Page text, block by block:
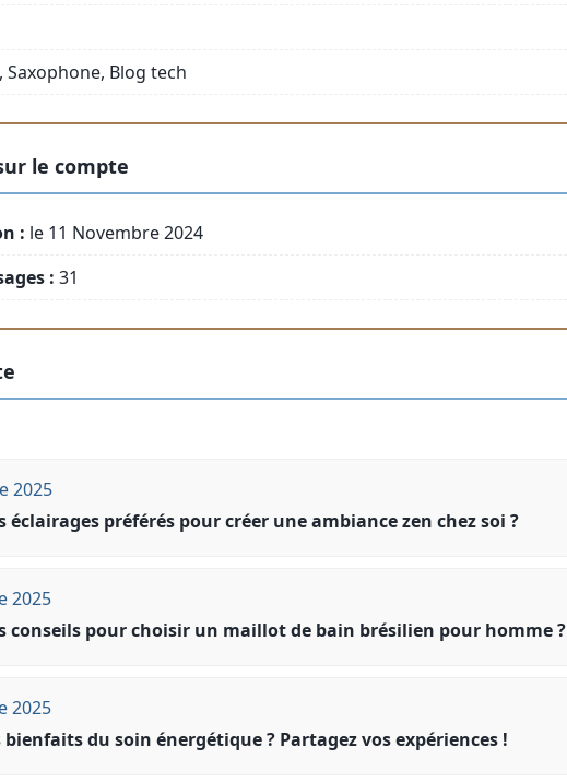
Saxophone, Blog tech
le compte
: le 11 Novembre 2024
: 31
2025
éclairages préférés pour créer une ambiance zen chez soi ?
2025
conseils pour choisir un maillot de bain brésilien pour homme ?
2025
bienfaits du soin énergétique ? Partagez vos expériences !